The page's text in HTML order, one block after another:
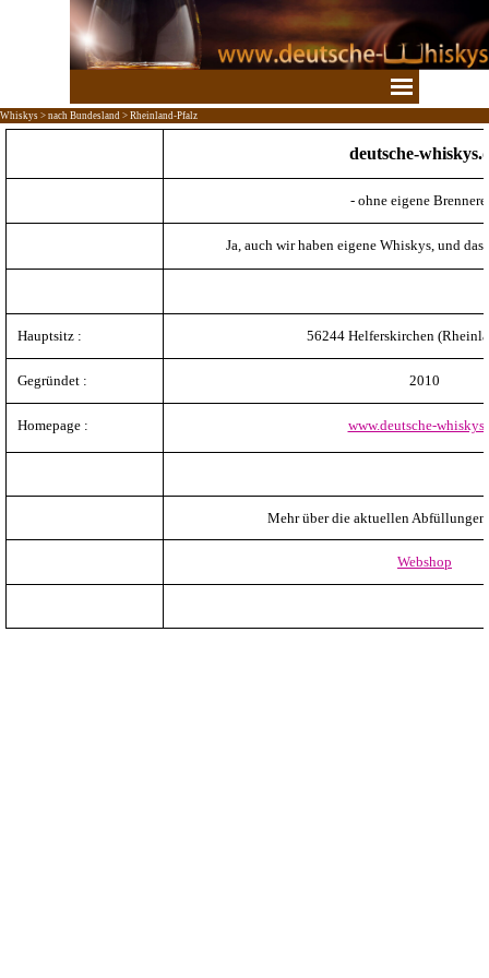
Direkt zum Seiteninhalt
Whiskys > nach Bundesland > Rheinland-Pfalz
deutsche-
- ohne eigene
Ja, auch wir haben eigene Whiskys, und
Hauptsitz : 56244 Helferskirchen
Gegründet : 2010
Homepage : www.deutsche-
Mehr über die aktuellen
Webshop